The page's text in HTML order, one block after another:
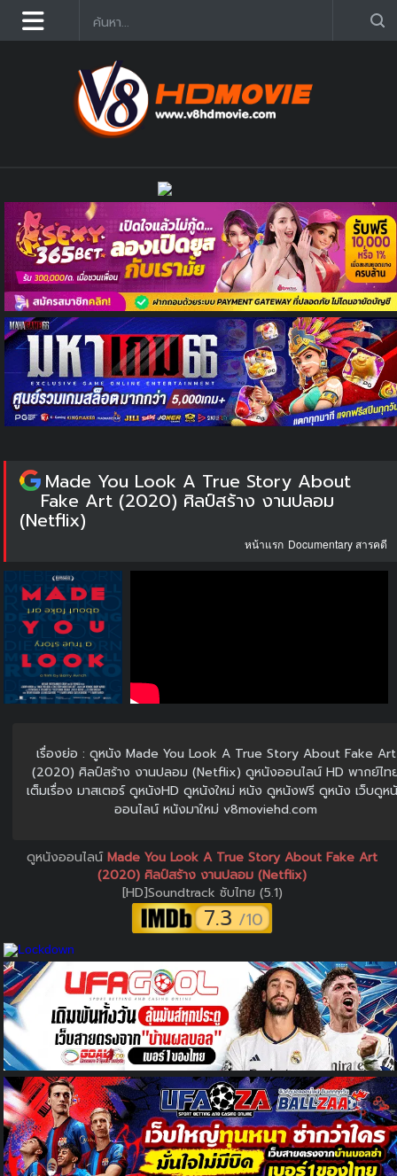
ดูหนังออนไลน์ฟรี 2025 อัฟเดตใหม่ก่อนใคร คมชัด HD
Made You Look A True Story About
Fake Art (2020) ศิลป์สร้าง งานปลอม
(Netflix)
หน้าแรก Documentary สารคดี
เรื่องย่อ : ดูหนัง Made You Look A True Story About Fake Art
(2020) ศิลป์สร้าง งานปลอม (Netflix) ดูหนังออนไลน์ HD พากย์ไท
เต็มเรื่อง มาสเตอร์ ดูหนังHD ดูหนังใหม่ หนัง ดูหนังฟรี ดูหนัง เว็บดูห
ออนไลน์ หนังมาใหม่ v8moviehd.com
ดูหนังออนไลน์Made You Look A True Story About Fake Art
(2020) ศิลป์สร้าง งานปลอม (Netflix)
[HD]Soundtrack ซับไทย (5.1)
7.3 /10